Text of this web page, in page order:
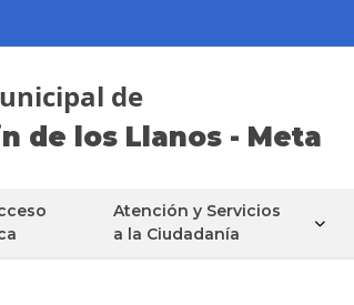
de
de los Llanos - Meta
Atención y Servicios
a la Ciudadanía